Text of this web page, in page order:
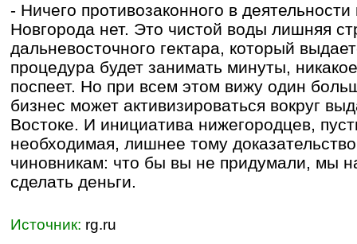
- Ничего противозаконного в
Новгорода нет. Это чистой воды лишняя
дальневосточного гектара, который
процедура будет занимать минуты,
поспеет. Но при всем этом вижу один
бизнес может активизироваться вокруг
Востоке. И инициатива нижегородцев,
необходимая, лишнее тому
чиновникам: что бы вы не придумали, мы
сделать деньги.
Источник: rg.ru